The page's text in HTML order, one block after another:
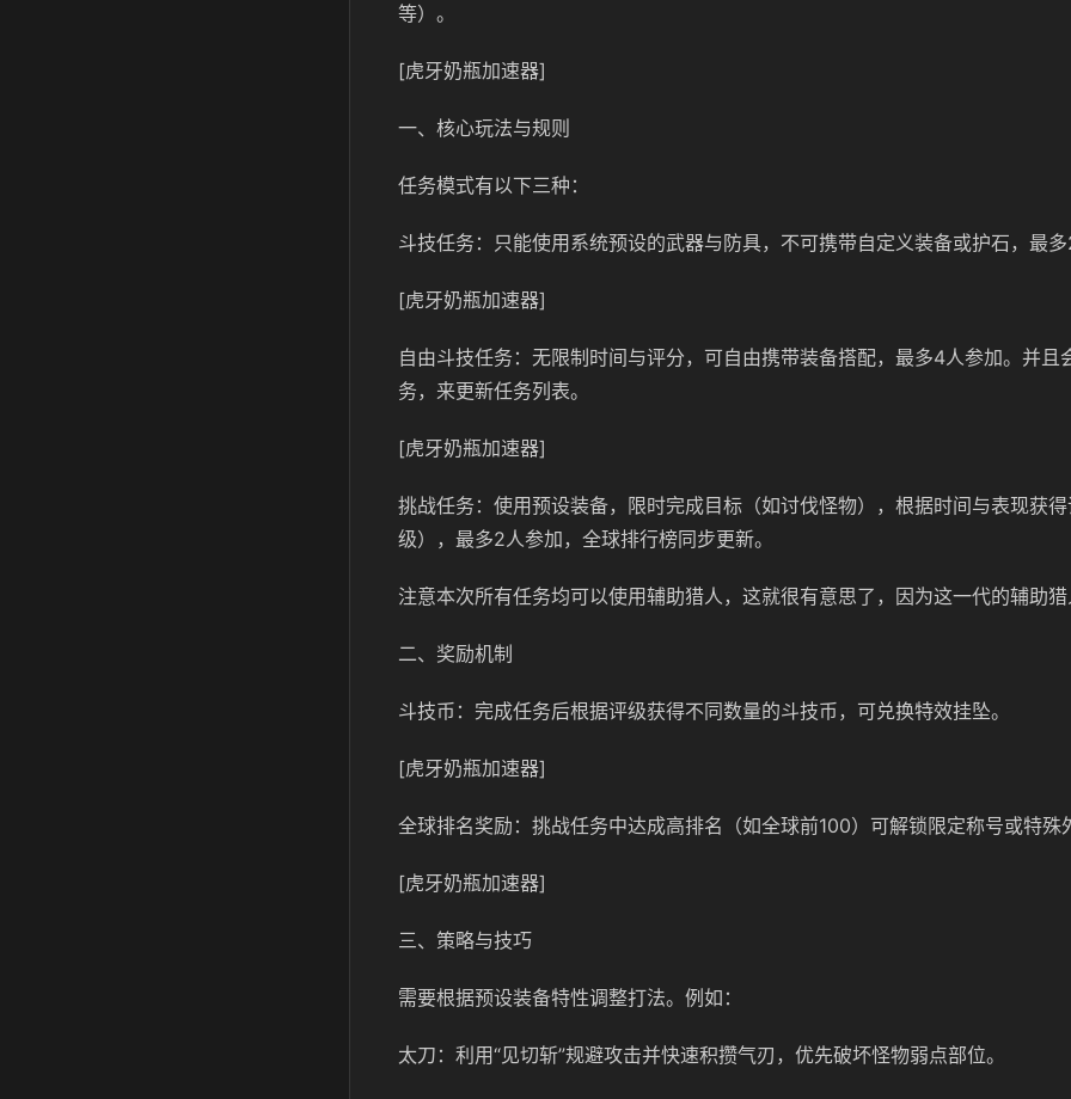
等）。
[虎牙奶瓶加速器]
一、核心玩法与规则
任务模式有以下三种：
斗技任务：只能使用系统预设的武器与防具，不可携带自定义装备或护石，最
[虎牙奶瓶加速器]
自由斗技任务：无限制时间与评分，可自由携带装备搭配，最多4人参加。并且
务，来更新任务列表。
[虎牙奶瓶加速器]
挑战任务：使用预设装备，限时完成目标（如讨伐怪物），根据时间与表现获
级），最多2人参加，全球排行榜同步更新。
注意本次所有任务均可以使用辅助猎人，这就很有意思了，因为这一代的辅助
二、奖励机制
斗技币：完成任务后根据评级获得不同数量的斗技币，可兑换特效挂坠。
[虎牙奶瓶加速器]
全球排名奖励：挑战任务中达成高排名（如全球前100）可解锁限定称号或特殊
[虎牙奶瓶加速器]
三、策略与技巧
需要根据预设装备特性调整打法。例如：
太刀：利用“见切斩”规避攻击并快速积攒气刃，优先破坏怪物弱点部位。